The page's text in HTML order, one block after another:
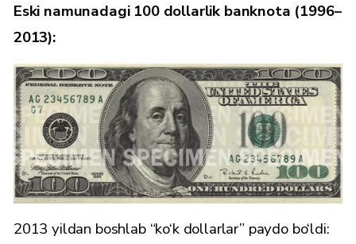
Eski namunadagi 100 dollarlik banknota (1996–
2013):
2013 yildan boshlab “ko‘k dollarlar” paydo bo‘ldi: